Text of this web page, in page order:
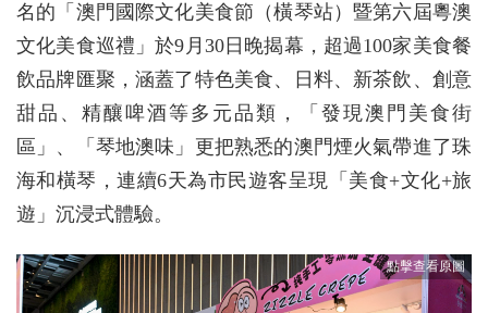
名的「澳門國際文化美食節（橫琴站）暨第六屆粵澳
文化美食巡禮」於9月30日晚揭幕，超過100家美食餐
飲品牌匯聚，涵蓋了特色美食、日料、新茶飲、創意
甜品、精釀啤酒等多元品類，「發現澳門美食街
區」、「琴地澳味」更把熟悉的澳門煙火氣帶進了珠
海和橫琴，連續6天為市民遊客呈現「美食+文化+旅
遊」沉浸式體驗。